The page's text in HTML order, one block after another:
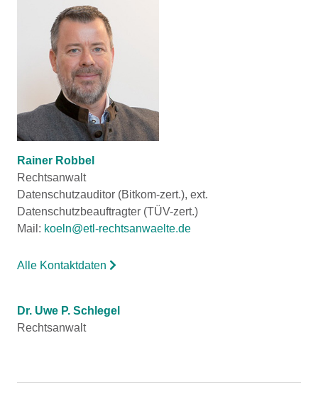
Rainer Robbel
Rechtsanwalt
Datenschutzauditor (Bitkom-zert.), ext.
Datenschutzbeauftragter (TÜV-zert.)
Mail: koeln@etl-rechtsanwaelte.de
Alle Kontaktdaten
Dr. Uwe P. Schlegel
Rechtsanwalt